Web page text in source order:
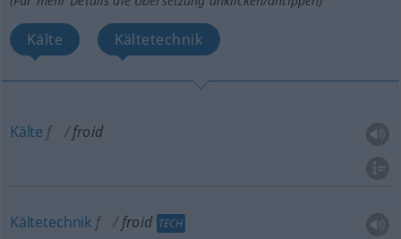
Kälte Kältetechnik
Kälte f froid
Kältetechnik f froid TECH